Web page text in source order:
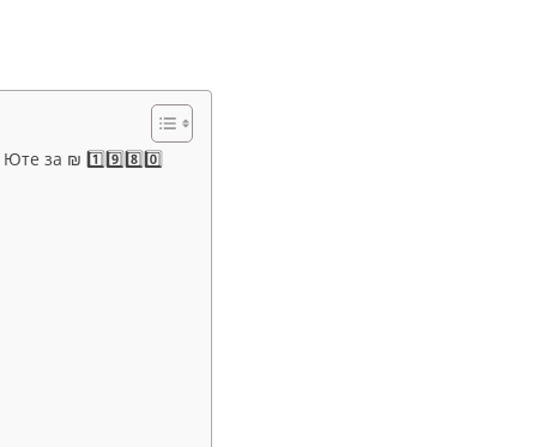
за ₪ 1️⃣9️⃣8️⃣0️⃣